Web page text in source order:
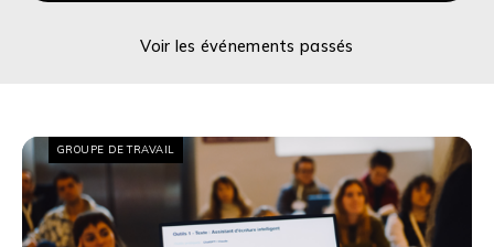
Voir les événements passés
GROUPE DE TRAVAIL